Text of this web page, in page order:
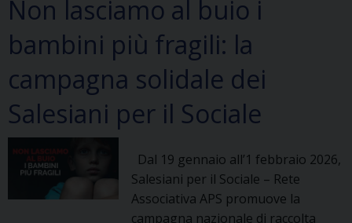
Non lasciamo al buio i
bambini più fragili: la
campagna solidale dei
Salesiani per il Sociale
Dal 19 gennaio all’1 febbraio 2026,
Salesiani per il Sociale – Rete
Associativa APS promuove la
campagna nazionale di raccolta